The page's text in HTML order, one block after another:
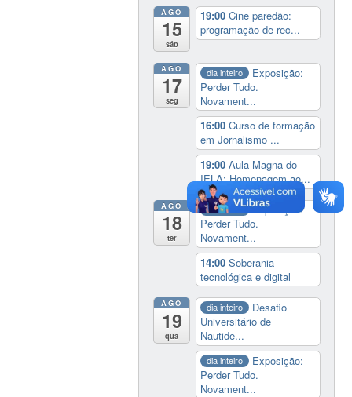
AGO
15
sáb
19:00Cine paredão:
programação de rec...
AGO
17
seg
dia inteiro
Exposição:
Perder Tudo.
Novament...
16:00Curso de formação
em Jornalismo ...
19:00Aula Magna do
IELA: Homenagem ao...
AGO
18
ter
dia inteiro
Exposição:
Perder Tudo.
Novament...
14:00Soberania
tecnológica e digital
AGO
19
qua
dia inteiro
Desafio
Universitário de
Nautide...
dia inteiro
Exposição:
Perder Tudo.
Novament...